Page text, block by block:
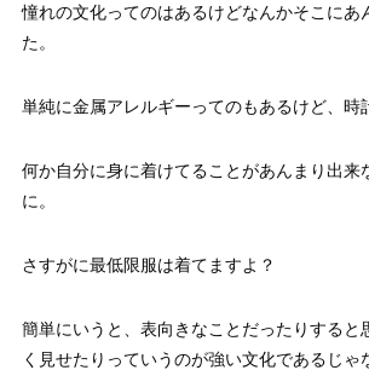
憧れの文化ってのはあるけどなんかそこにあ
た。
単純に金属アレルギーってのもあるけど、時
何か自分に身に着けてることがあんまり出来
に。
さすがに最低限服は着てますよ？
簡単にいうと、表向きなことだったりすると
く見せたりっていうのが強い文化であるじゃ